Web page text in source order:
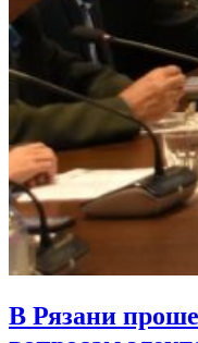
В Рязани